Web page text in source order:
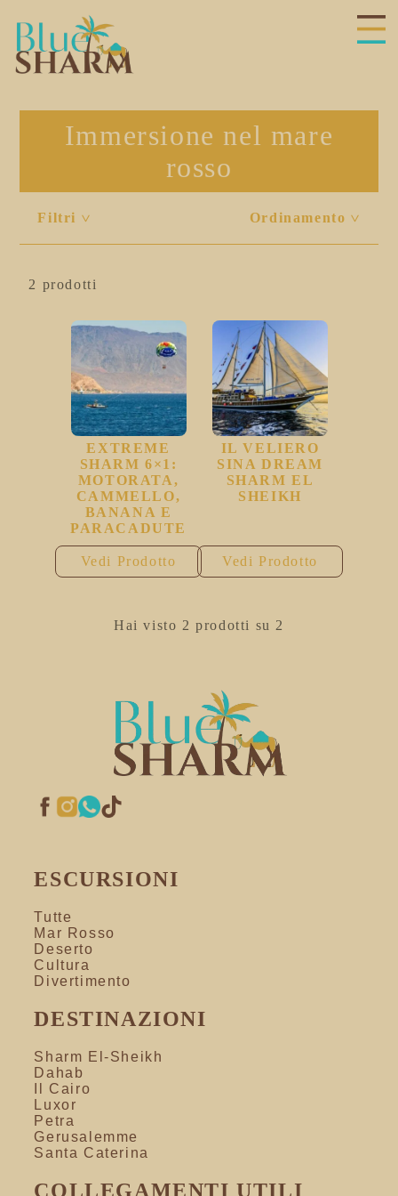
Immersione nel mare
rosso
Filtri < Ordinamento <
2 prodotti
EXTREME
SHARM 6×1:
MOTORATA,
CAMMELLO,
BANANA E
PARACADUTE
Vedi Prodotto
IL VELIERO
SINA DREAM
SHARM EL
SHEIKH
Vedi Prodotto
Hai visto 2 prodotti su 2
ESCURSIONI
Tutte
Mar Rosso
Deserto
Cultura
Divertimento
DESTINAZIONI
Sharm El-Sheikh
Dahab
Il Cairo
Luxor
Petra
Gerusalemme
Santa Caterina
COLLEGAMENTI UTILI